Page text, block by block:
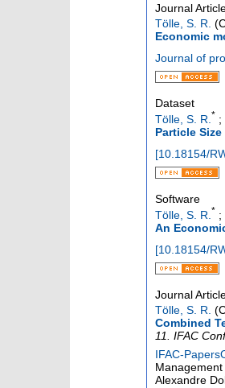
Journal
Tölle, S. R.
Economic
Journal of
Dataset
Tölle, S. R. * ;
Particle
[10.18154/
Software
Tölle, S. R. * ;
An
[10.18154/
Journal
Tölle, S. R.
Combined
11. IFAC
IFAC-
Alexandre